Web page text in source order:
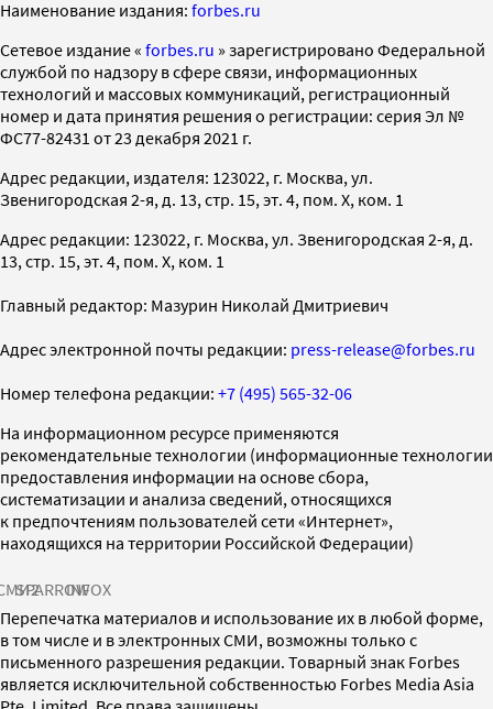
Наименование издания: forbes.ru
Cетевое издание « forbes.ru » зарегистрировано Федеральной
службой по надзору в сфере связи, информационных
технологий и массовых коммуникаций, регистрационный
номер и дата принятия решения о регистрации: серия Эл №
ФС77-82431 от 23 декабря 2021 г.
Адрес редакции, издателя: 123022, г. Москва, ул.
Звенигородская 2-я, д. 13, стр. 15, эт. 4, пом. X, ком. 1
Адрес редакции: 123022, г. Москва, ул. Звенигородская 2-я, д.
13, стр. 15, эт. 4, пом. X, ком. 1
Главный редактор: Мазурин Николай Дмитриевич
Адрес электронной почты редакции: press-release@forbes.ru
Номер телефона редакции: +7 (495) 565-32-06
На информационном ресурсе применяются
рекомендательные технологии (информационные технологии
предоставления информации на основе сбора,
систематизации и анализа сведений, относящихся
к предпочтениям пользователей сети «Интернет»,
находящихся на территории Российской Федерации)
SPARROWINFOX
Перепечатка материалов и использование их в любой форме,
в том числе и в электронных СМИ, возможны только с
письменного разрешения редакции. Товарный знак Forbes
является исключительной собственностью Forbes Media Asia